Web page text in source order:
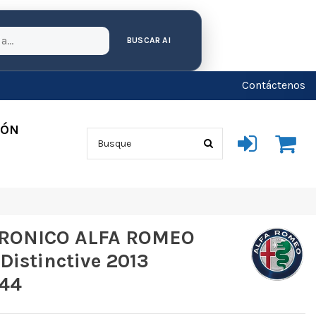
BUSCAR AI
Contáctenos
ALFA ROMEO
Distinctive 2013